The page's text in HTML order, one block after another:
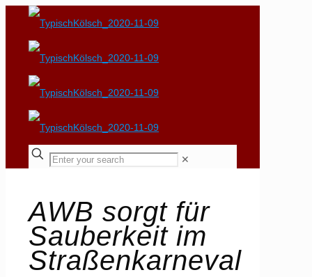
✕
AWB sorgt für
Sauberkeit im
Straßenkarneval